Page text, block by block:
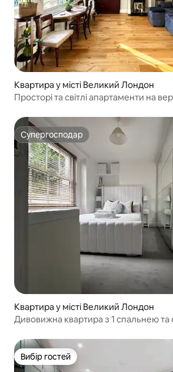
Квартира у місті Великий Лондон
Просторі та світлі апартаменти на
Супергосподар
Супергосподар
Квартира у місті Великий Лондон
Дивовижна квартира з 1 спальнею та
Вибір гостей
Вибір гостей